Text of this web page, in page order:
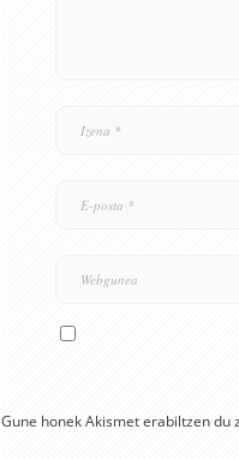
Gune honek Akismet erabiltzen